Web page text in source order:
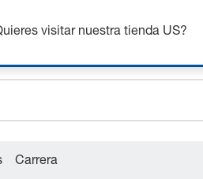
Carrera
visitar nuestra tienda US?